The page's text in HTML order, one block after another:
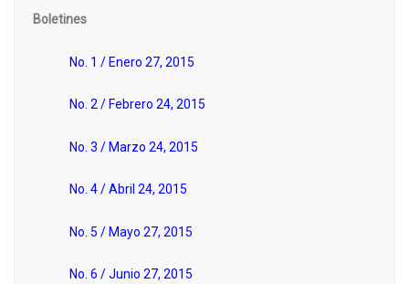
Boletines
No. 1 / Enero 27, 2015
No. 2 / Febrero 24, 2015
No. 3 / Marzo 24, 2015
No. 4 / Abril 24, 2015
No. 5 / Mayo 27, 2015
No. 6 / Junio 27, 2015